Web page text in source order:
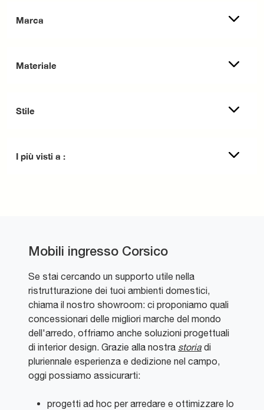
Marca
Materiale
Stile
I più visti a :
Mobili ingresso Corsico
Se stai cercando un supporto utile nella
ristrutturazione dei tuoi ambienti domestici,
chiama il nostro showroom: ci proponiamo quali
concessionari delle migliori marche del mondo
dell'arredo, offriamo anche soluzioni progettuali
di interior design. Grazie alla nostra storia di
pluriennale esperienza e dedizione nel campo,
oggi possiamo assicurarti:
progetti ad hoc per arredare e ottimizzare lo